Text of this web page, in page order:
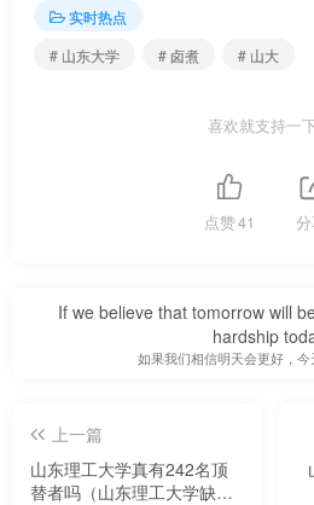
当然，这几年也接触了一些山
想一想很重要的一点，就是大
大。一个年级可以招几千甚至上万
所以，即使现在的孩子考上
已。估计以后要担心找工作的问题
实时热点
# 山东大学
# 卤煮 # 山大
喜欢就支持一
点赞41
If we believe that tomorrow will
hardship
如果我们相信明天会更好，
上一篇
山东理工大学真有242名顶
替者吗（山东理工大学缺考